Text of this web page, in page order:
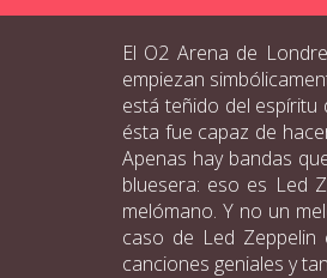
El O2 Arena de
empiezan
está teñido del
ésta fue capaz de
Apenas hay bandas
bluesera: eso es Led
melómano. Y no un
caso de Led Zeppelin
canciones geniales y